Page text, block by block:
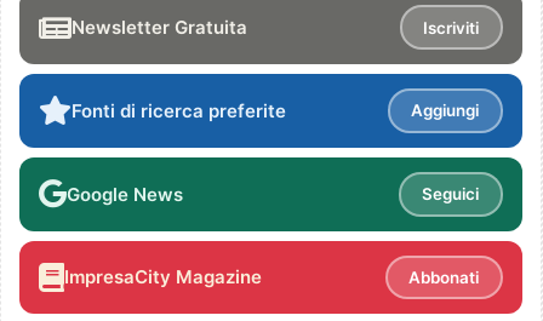
Newsletter Gratuita Iscriviti
Fonti di ricerca preferite Aggiungi
Google News Seguici
ImpresaCity Magazine Abbonati